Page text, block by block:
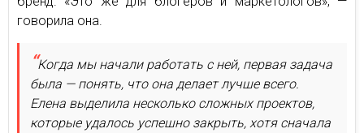
говорила она.
Когда мы начали работать с ней, первая задача
была — понять, что она делает лучше всего.
Елена выделила несколько сложных проектов,
которые удалось успешно закрыть, хотя сначала